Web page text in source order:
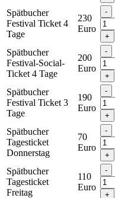
Spätbucher
Festival Ticket 4
Tage
230
Euro
Spätbucher
Festival-Social-
Ticket 4 Tage
200
Euro
Spätbucher
Festival Ticket 3
Tage
190
Euro
Spätbucher
Tagesticket
Donnerstag
70
Euro
Spätbucher
Tagesticket
Freitag
110
Euro